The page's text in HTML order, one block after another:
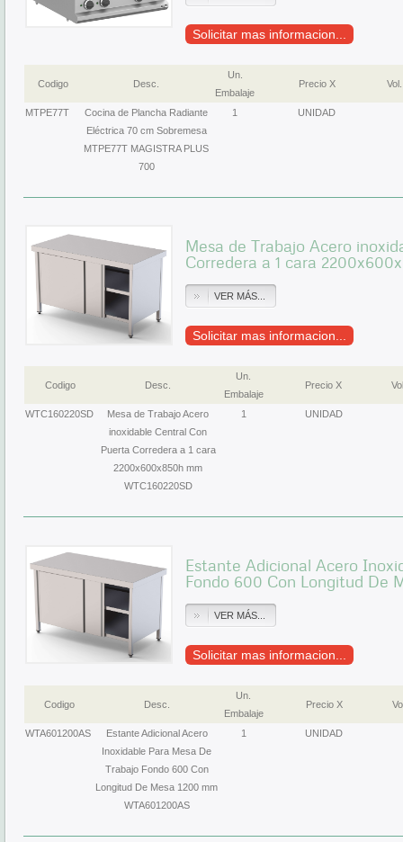
Solicitar mas informacion...
Codigo Desc.
Un.
Embalaje
Precio X Vol.
MTPE77T
Cocina de Plancha Radiante
Eléctrica 70 cm Sobremesa
MTPE77T MAGISTRA PLUS
700
1 UNIDAD
Mesa de Trabajo Acero
Corredera a 1 cara
VER MÁS...
Solicitar mas informacion...
Codigo Desc.
Un.
Embalaje
Precio X
WTC160220SD
Mesa de Trabajo Acero
inoxidable Central Con
Puerta Corredera a 1 cara
2200x600x850h mm
WTC160220SD
1 UNIDAD
Estante Adicional Acero
Fondo 600 Con Longitud De
VER MÁS...
Solicitar mas informacion...
Codigo Desc.
Un.
Embalaje
Precio X
WTA601200AS
Estante Adicional Acero
Inoxidable Para Mesa De
Trabajo Fondo 600 Con
Longitud De Mesa 1200 mm
WTA601200AS
1 UNIDAD